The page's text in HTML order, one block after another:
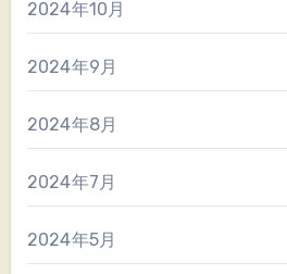
2024年10月
2024年9月
2024年8月
2024年7月
2024年5月